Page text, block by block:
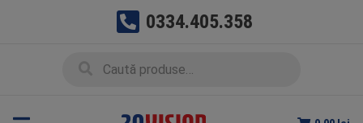
0334.405.358